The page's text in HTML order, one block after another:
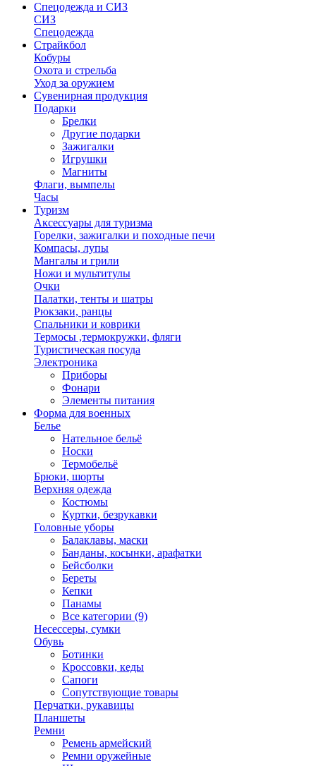
Спецодежда и СИЗ
СИЗ
Спецодежда
Страйкбол
Кобуры
Охота и стрельба
Уход за оружием
Сувенирная продукция
Подарки
Брелки
Другие подарки
Зажигалки
Игрушки
Магниты
Флаги, вымпелы
Часы
Туризм
Аксессуары для туризма
Горелки, зажигалки и походные печи
Компасы, лупы
Мангалы и грили
Ножи и мультитулы
Очки
Палатки, тенты и шатры
Рюкзаки, ранцы
Спальники и коврики
Термосы ,термокружки, фляги
Туристическая посуда
Электроника
Приборы
Фонари
Элементы питания
Форма для военных
Белье
Нательное бельё
Носки
Термобельё
Брюки, шорты
Верхняя одежда
Костюмы
Куртки, безрукавки
Головные уборы
Балаклавы, маски
Банданы, косынки, арафатки
Бейсболки
Береты
Кепки
Панамы
Все категории (9)
Несессеры, сумки
Обувь
Ботинки
Кроссовки, кеды
Сапоги
Сопутствующие товары
Перчатки, рукавицы
Планшеты
Ремни
Ремень армейский
Ремни оружейные